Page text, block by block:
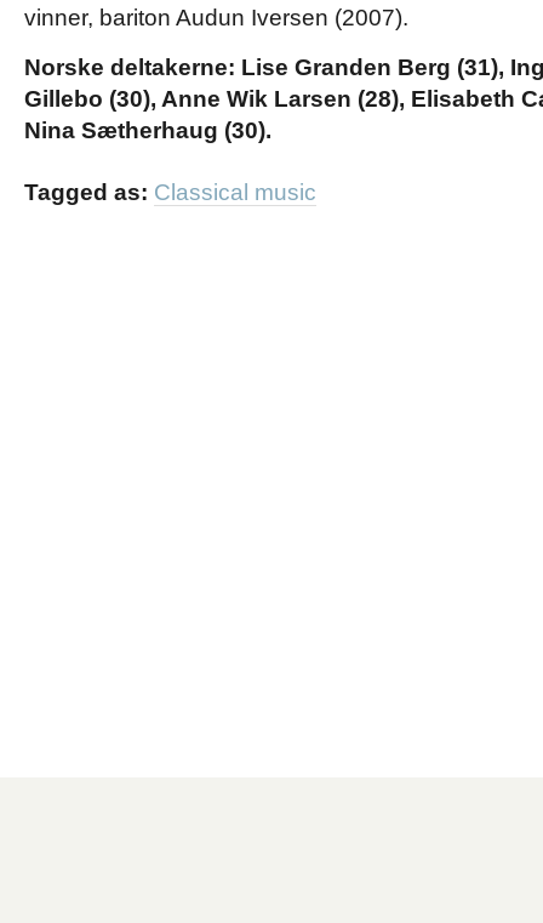
vinner, bariton Audun Iversen (2007).
Norske deltakerne: Lise Granden Berg (31),
Gillebo (30), Anne Wik Larsen (28), Elisabeth
Nina Sætherhaug (30).
Tagged as: Classical music